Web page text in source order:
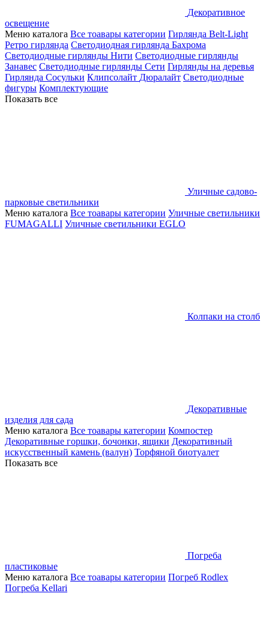
Декоративное
освещение
Меню каталога Все тоавары категории Гирлянда Belt-Light
Ретро гирлянда Светодиодная гирлянда Бахрома
Светодиодные гирлянды Нити Светодиодные гирлянды
Занавес Светодиодные гирлянды Сети Гирлянды на деревья
Гирлянда Сосульки Клипсолайт Дюралайт Светодиодные
фигуры Комплектующие
Показать все
Уличные садово-
парковые светильники
Меню каталога Все тоавары категории Уличные светильники
FUMAGALLI Уличные светильники EGLO
Колпаки на столб
Декоративные
изделия для сада
Меню каталога Все тоавары категории Компостер
Декоративные горшки, бочонки, ящики Декоративный
искусственный камень (валун) Торфяной биотуалет
Показать все
Погреба
пластиковые
Меню каталога Все тоавары категории Погреб Rodlex
Погреба Kellari